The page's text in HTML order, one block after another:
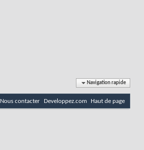
Navigation rapide
Nous contacter Developpez.com Haut de page